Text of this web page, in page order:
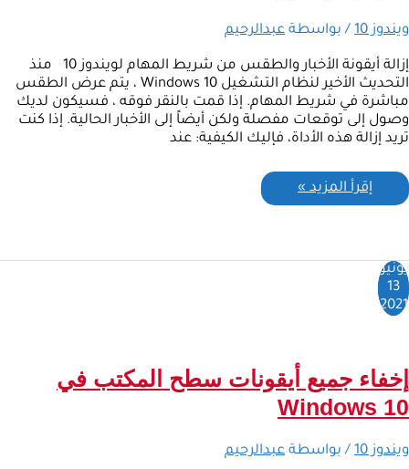
ويندوز 10 / بواسطة عبدالرحيم
إزالة أيقونة الأخبار والطقس من شريط المهام لويندوز 10 منذ
التحديث الأخير لنظام التشغيل Windows 10 ، يتم عرض الطقس
مباشرة في شريط المهام. إذا قمت بالنقر فوقه ، فسيكون لديك
وصول إلى توقعات مفصلة ولكن أيضاً إلى الأخبار الحالية. إذا كنت
تريد إزالة هذه الأداة، فإليك الكيفية: عند
إقرأ المزيد »
يونيو
13
2021
إخفاء جميع أيقونات سطح المكتب في
Windows 10
ويندوز 10 / بواسطة عبدالرحيم